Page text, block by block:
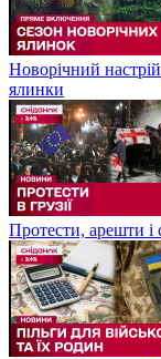
Новорічний
ялинки
Протести, арешти і